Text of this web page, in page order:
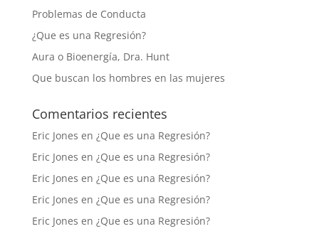
Problemas de Conducta
¿Que es una Regresión?
Aura o Bioenergía, Dra. Hunt
Que buscan los hombres en las mujeres
Comentarios recientes
Eric Jones en ¿Que es una Regresión?
Eric Jones en ¿Que es una Regresión?
Eric Jones en ¿Que es una Regresión?
Eric Jones en ¿Que es una Regresión?
Eric Jones en ¿Que es una Regresión?